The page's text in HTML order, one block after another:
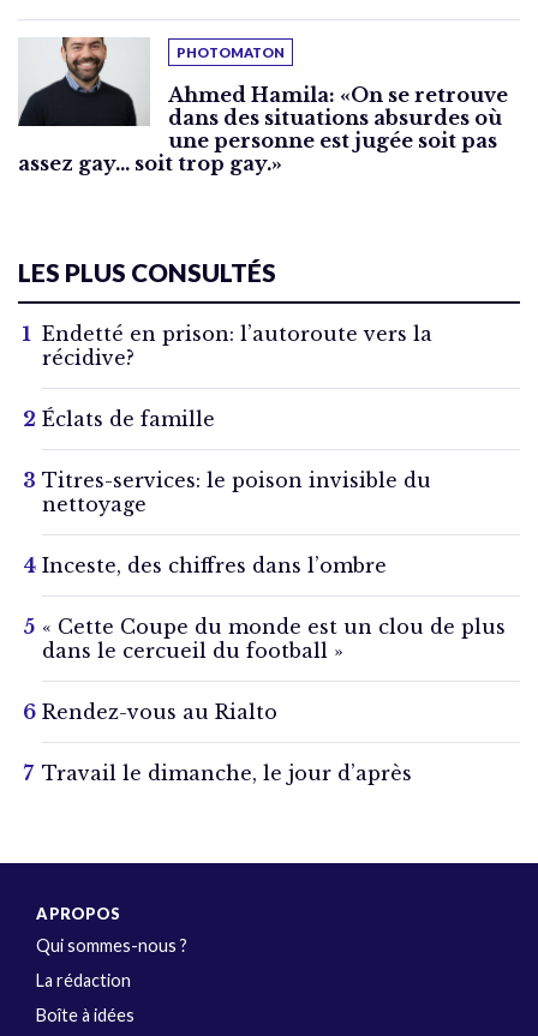
PHOTOMATON
Ahmed Hamila: «On se retrouve
dans des situations absurdes où
une personne est jugée soit pas
assez gay… soit trop gay.»
LES PLUS CONSULTÉS
Endetté en prison: l’autoroute vers la
récidive?
Éclats de famille
Titres-services: le poison invisible du
nettoyage
Inceste, des chiffres dans l’ombre
« Cette Coupe du monde est un clou de plus
dans le cercueil du football »
Rendez-vous au Rialto
Travail le dimanche, le jour d’après
A PROPOS
Qui sommes-nous ?
La rédaction
Boîte à idées